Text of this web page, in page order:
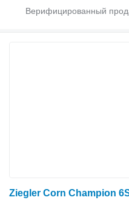
Ziegler Corn Champion